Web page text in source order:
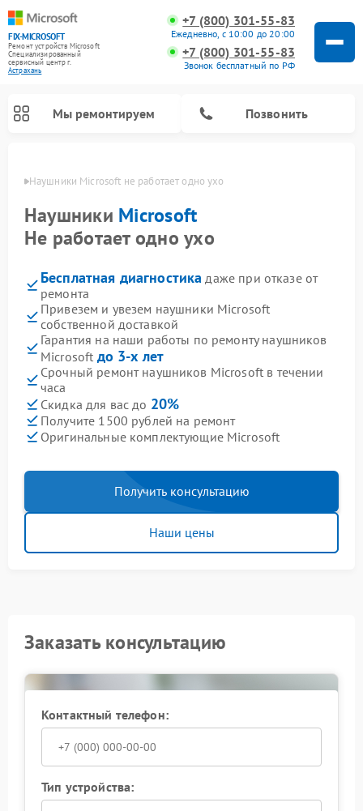
FIX-MICROSOFT
Ремонт устройств Microsoft
Специализированный
cервисный центр г.
Астрахань
+7 (800) 301-55-83
Ежедневно, с 10:00 до 20:00
+7 (800) 301-55-83
Звонок бесплатный по РФ
Мы ремонтируем Позвонить
Наушники Microsoft не работает одно ухо
Наушники Microsoft
Не работает одно ухо
Бесплатная диагностика даже при отказе от
ремонта
Привезем и увезем наушники Microsoft
собственной доставкой
Гарантия на наши работы по ремонту наушников
Microsoft до 3-х лет
Срочный ремонт наушников Microsoft в течении
часа
Скидка для вас до 20%
Получите 1500 рублей на ремонт
Оригинальные комплектующие Microsoft
Получить консультацию
Наши цены
Заказать консультацию
Контактный телефон:
Тип устройства: